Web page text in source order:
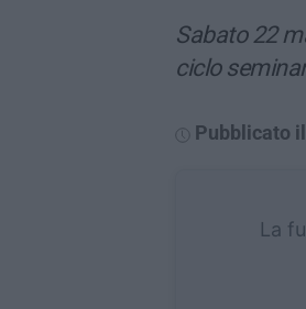
Sabato 22
ciclo
Pubblicato
La